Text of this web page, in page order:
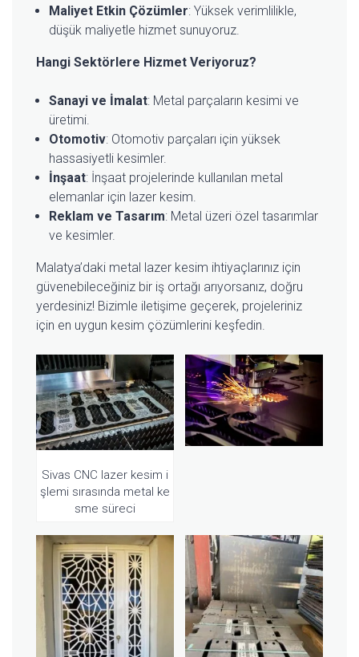
Maliyet Etkin Çözümler: Yüksek verimlilikle,
düşük maliyetle hizmet sunuyoruz.
Hangi Sektörlere Hizmet Veriyoruz?
Sanayi ve İmalat: Metal parçaların kesimi ve
üretimi.
Otomotiv: Otomotiv parçaları için yüksek
hassasiyetli kesimler.
İnşaat: İnşaat projelerinde kullanılan metal
elemanlar için lazer kesim.
Reklam ve Tasarım: Metal üzeri özel tasarımlar
ve kesimler.
Malatya’daki metal lazer kesim ihtiyaçlarınız için
güvenebileceğiniz bir iş ortağı arıyorsanız, doğru
yerdesiniz! Bizimle iletişime geçerek, projeleriniz
için en uygun kesim çözümlerini keşfedin.
Sivas CNC lazer kesim i
şlemi sırasında metal ke
sme süreci